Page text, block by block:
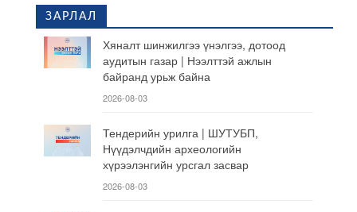
ЗАРЛАЛ
Хяналт шинжилгээ үнэлгээ, дотоод
аудитын газар | Нээлттэй ажлын
байранд урьж байна
2026-08-03
Тендерийн урилга | ШУТУБП,
Нүүдэлчдийн археологийн
хүрээлэнгийн урсгал засвар
2026-08-03